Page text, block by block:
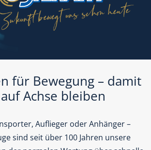
für Bewegung – damit
Achse bleiben
Auflieger oder Anhänger –
sind seit über 100 Jahren unsere